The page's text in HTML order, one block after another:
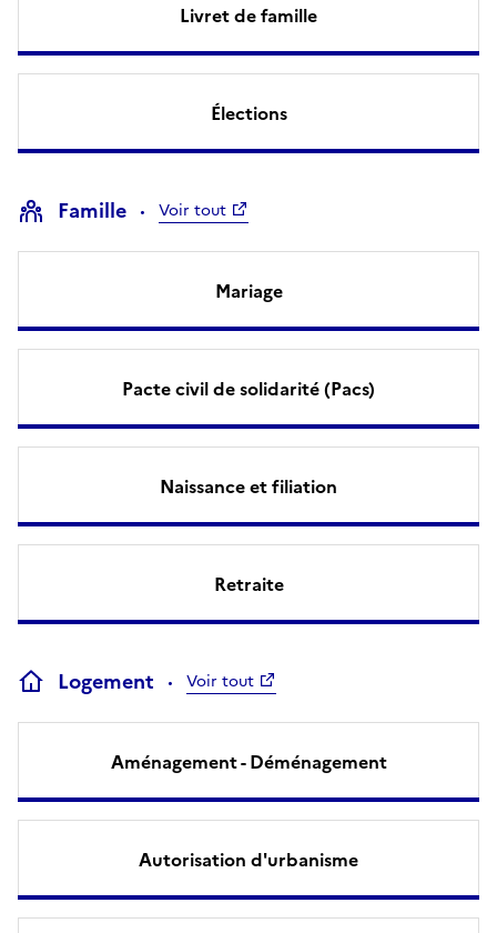
Livret de famille
Élections
Famille Voir tout
Mariage
Pacte civil de solidarité (Pacs)
Naissance et filiation
Retraite
Logement Voir tout
Aménagement - Déménagement
Autorisation d'urbanisme